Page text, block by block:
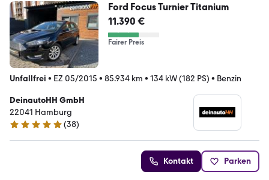
Ford Focus Turnier Titanium
11.390 €
Fairer Preis
Unfallfrei • EZ 05/2015 • 85.934 km • 134 kW (182 PS) • Benzin
DeinautoHH GmbH
22041 Hamburg
5 Sterne
(38)
Kontakt Parken